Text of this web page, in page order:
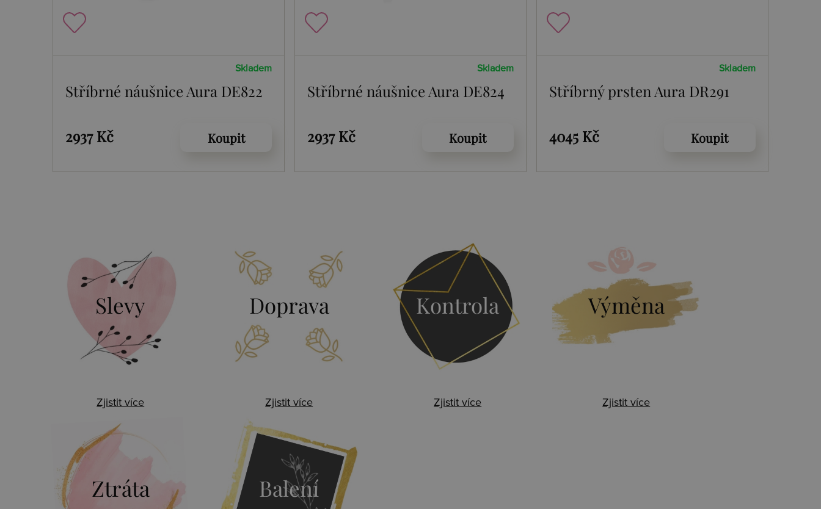
Skladem
Stříbrné náušnice Aura DE822
2937 Kč Koupit
Skladem
Stříbrné náušnice Aura DE824
2937 Kč Koupit
Skladem
Stříbrný prsten Aura DR291
4045 Kč Koupit
Slevy
Zjistit více
Doprava
Zjistit více
Kontrola
Zjistit více
Výměna
Zjistit více
Ztráta Balení